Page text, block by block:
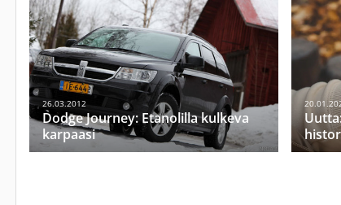
26.03.2012
Dodge Journey: Etanolilla kulkeva
karpaasi